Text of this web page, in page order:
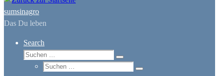
sumsinagro
Das Du leben
Search
Suche
Suchen …
Suche
Suchen …